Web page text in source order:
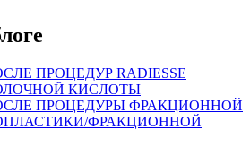
ПРОЦЕДУР RADIESSE
КИСЛОТЫ
ПРОЦЕДУРЫ ФРАКЦИОННОЙ
ФРАКЦИОННОЙ